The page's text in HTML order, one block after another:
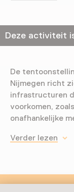
Deze activiteit
De
Nijmegen richt
infrastructuren
voorkomen,
onafhankelijke
Verder lezen